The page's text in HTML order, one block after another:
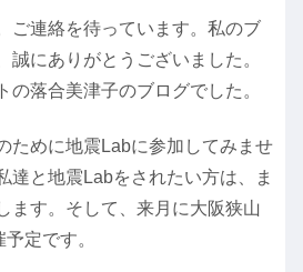
ご連絡を待っています。私のブ
誠にありがとうございました。
の落合美津子のブログでした。
ために地震Labに参加してみませ
達と地震Labをされたい方は、ま
ます。そして、来月に大阪狭山
定です。